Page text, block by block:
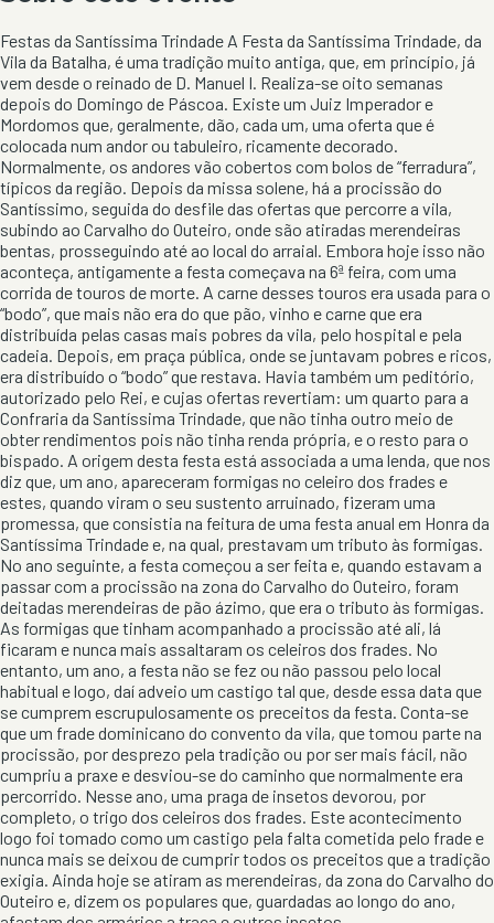
Festas da Santíssima Trindade A Festa da Santíssima Trindade, da
Vila da Batalha, é uma tradição muito antiga, que, em princípio, já
vem desde o reinado de D. Manuel I. Realiza-se oito semanas
depois do Domingo de Páscoa. Existe um Juiz Imperador e
Mordomos que, geralmente, dão, cada um, uma oferta que é
colocada num andor ou tabuleiro, ricamente decorado.
Normalmente, os andores vão cobertos com bolos de “ferradura”,
típicos da região. Depois da missa solene, há a procissão do
Santíssimo, seguida do desfile das ofertas que percorre a vila,
subindo ao Carvalho do Outeiro, onde são atiradas merendeiras
bentas, prosseguindo até ao local do arraial. Embora hoje isso não
aconteça, antigamente a festa começava na 6ª feira, com uma
corrida de touros de morte. A carne desses touros era usada para o
“bodo”, que mais não era do que pão, vinho e carne que era
distribuída pelas casas mais pobres da vila, pelo hospital e pela
cadeia. Depois, em praça pública, onde se juntavam pobres e ricos,
era distribuído o “bodo” que restava. Havia também um peditório,
autorizado pelo Rei, e cujas ofertas revertiam: um quarto para a
Confraria da Santíssima Trindade, que não tinha outro meio de
obter rendimentos pois não tinha renda própria, e o resto para o
bispado. A origem desta festa está associada a uma lenda, que nos
diz que, um ano, apareceram formigas no celeiro dos frades e
estes, quando viram o seu sustento arruinado, fizeram uma
promessa, que consistia na feitura de uma festa anual em Honra da
Santíssima Trindade e, na qual, prestavam um tributo às formigas.
No ano seguinte, a festa começou a ser feita e, quando estavam a
passar com a procissão na zona do Carvalho do Outeiro, foram
deitadas merendeiras de pão ázimo, que era o tributo às formigas.
As formigas que tinham acompanhado a procissão até ali, lá
ficaram e nunca mais assaltaram os celeiros dos frades. No
entanto, um ano, a festa não se fez ou não passou pelo local
habitual e logo, daí adveio um castigo tal que, desde essa data que
se cumprem escrupulosamente os preceitos da festa. Conta-se
que um frade dominicano do convento da vila, que tomou parte na
procissão, por desprezo pela tradição ou por ser mais fácil, não
cumpriu a praxe e desviou-se do caminho que normalmente era
percorrido. Nesse ano, uma praga de insetos devorou, por
completo, o trigo dos celeiros dos frades. Este acontecimento
logo foi tomado como um castigo pela falta cometida pelo frade e
nunca mais se deixou de cumprir todos os preceitos que a tradição
exigia. Ainda hoje se atiram as merendeiras, da zona do Carvalho do
Outeiro e, dizem os populares que, guardadas ao longo do ano,